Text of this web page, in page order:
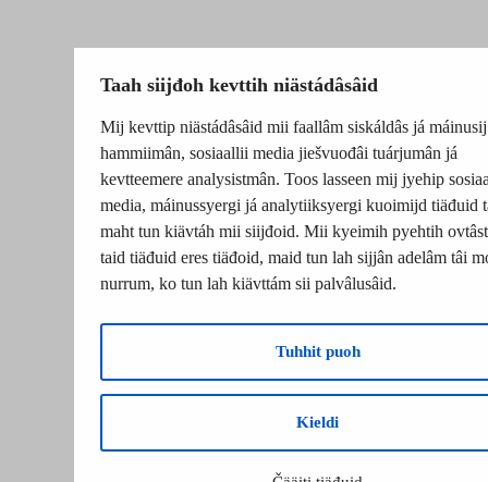
Taah siijđoh kevttih niästádâsâid
Mij kevttip niästádâsâid mii faallâm siskáldâs já máinusij
hammiimân, sosiaallii media jiešvuođâi tuárjumân já
kevtteemere analysistmân. Toos lasseen mij jyehip
media, máinussyergi já analytiiksyergi kuoimijd tiäđuid
maht tun kiävtáh mii siijđoid. Mii kyeimih pyehtih
taid tiäđuid eres tiäđoid, maid tun lah sijjân adelâm tâi
nurrum, ko tun lah kiävttám sii palvâlusâid.
Tuhhit puoh
Kieldi